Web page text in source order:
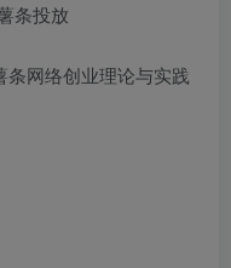
条投放
条网络创业理论与实践